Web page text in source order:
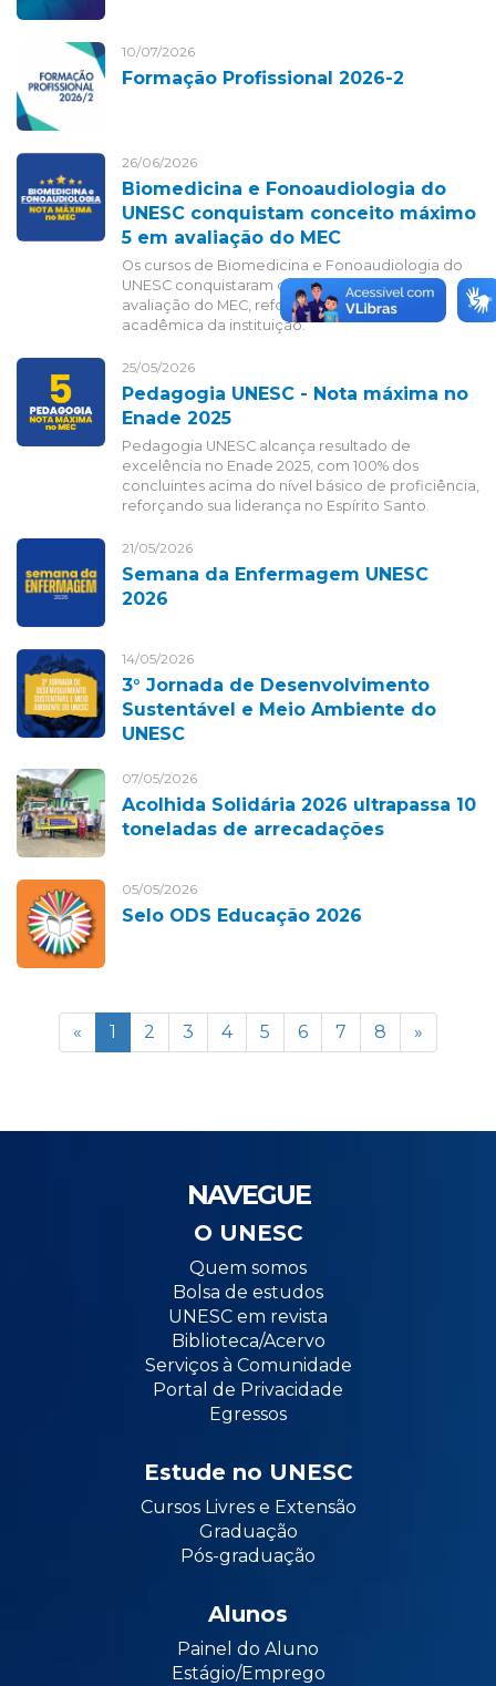
10/07/2026
Formação Profissional 2026-2
26/06/2026
Biomedicina e Fonoaudiologia do
UNESC conquistam conceito máximo
5 em avaliação do MEC
Os cursos de Biomedicina e Fonoaudiologia do
UNESC conquistaram conceito máximo 5 em
avaliação do MEC, reforçando a excelência
acadêmica da instituição.
25/05/2026
Pedagogia UNESC - Nota máxima no
Enade 2025
Pedagogia UNESC alcança resultado de
excelência no Enade 2025, com 100% dos
concluintes acima do nível básico de proficiência,
reforçando sua liderança no Espírito Santo.
21/05/2026
Semana da Enfermagem UNESC
2026
14/05/2026
3° Jornada de Desenvolvimento
Sustentável e Meio Ambiente do
UNESC
07/05/2026
Acolhida Solidária 2026 ultrapassa 10
toneladas de arrecadações
05/05/2026
Selo ODS Educação 2026
« 1 2 3 4 5 6 7 8 »
NAVEGUE
O UNESC
Quem somos
Bolsa de estudos
UNESC em revista
Biblioteca/Acervo
Serviços à Comunidade
Portal de Privacidade
Egressos
Estude no UNESC
Cursos Livres e Extensão
Graduação
Pós-graduação
Alunos
Painel do Aluno
Estágio/Emprego